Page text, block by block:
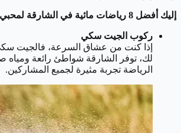
إليك أفضل 8 رياضات مائية في الشارقة لمحبي المغامرة:
ركوب الجيت سكي
إذا كنت من عشاق السرعة، فالجيت سكي
لك، توفر الشارقة شواطئ رائعة ومياه
الرياضة تجربة مثيرة لجميع المشاركين.